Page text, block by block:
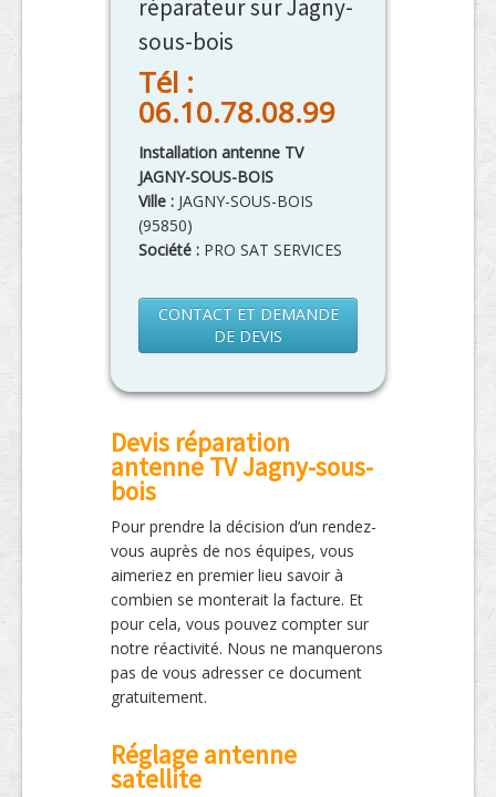
réparateur sur Jagny-
sous-bois
Tél :
06.10.78.08.99
Installation antenne TV
JAGNY-SOUS-BOIS
Ville : JAGNY-SOUS-BOIS
(95850)
Société : PRO SAT SERVICES
CONTACT ET DEMANDE
DE DEVIS
Devis réparation
antenne TV Jagny-sous-
bois
Pour prendre la décision d’un rendez-
vous auprès de nos équipes, vous
aimeriez en premier lieu savoir à
combien se monterait la facture. Et
pour cela, vous pouvez compter sur
notre réactivité. Nous ne manquerons
pas de vous adresser ce document
gratuitement.
Réglage antenne
satellite